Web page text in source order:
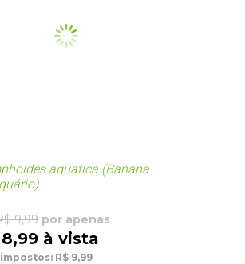
aquatica (Banana
9,99 por apenas
8,99 à vista
R$ 9,99